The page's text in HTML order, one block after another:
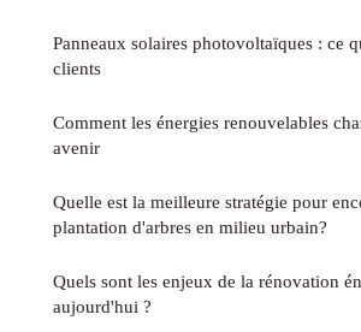
Panneaux solaires photovoltaïques : ce
clients
Comment les énergies renouvelables
avenir
Quelle est la meilleure stratégie pour
plantation d'arbres en milieu urbain?
Quels sont les enjeux de la rénovation
aujourd'hui ?